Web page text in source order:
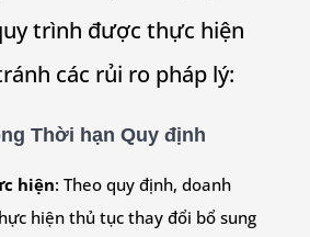
trình được thực hiện
các rủi ro pháp lý:
Thời hạn Quy định
hiện: Theo quy định, doanh
hiện thủ tục thay đổi bổ sung